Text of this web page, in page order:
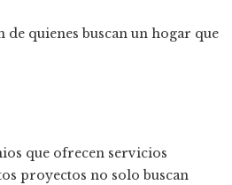
de quienes buscan un hogar que
que ofrecen servicios
proyectos no solo buscan